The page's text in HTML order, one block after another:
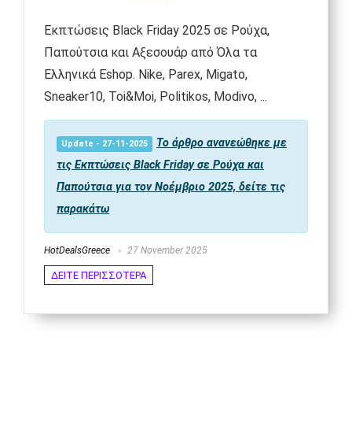
Εκπτώσεις Black Friday 2025 σε Ρούχα,
Παπούτσια και Αξεσουάρ από Όλα τα
Ελληνικά Eshop. Nike, Parex, Migato,
Sneaker10, Toi&Moi, Politikos, Modivo, ...
Update - 27-11-2025
Το άρθρο ανανεώθηκε με
τις Εκπτώσεις Black Friday σε Ρούχα και
Παπούτσια για τον Νοέμβριο 2025, δείτε τις
παρακάτω
HotDealsGreece 27 November 2025
ΔΕΙΤΕ ΠΕΡΙΣΣΟΤΕΡΑ